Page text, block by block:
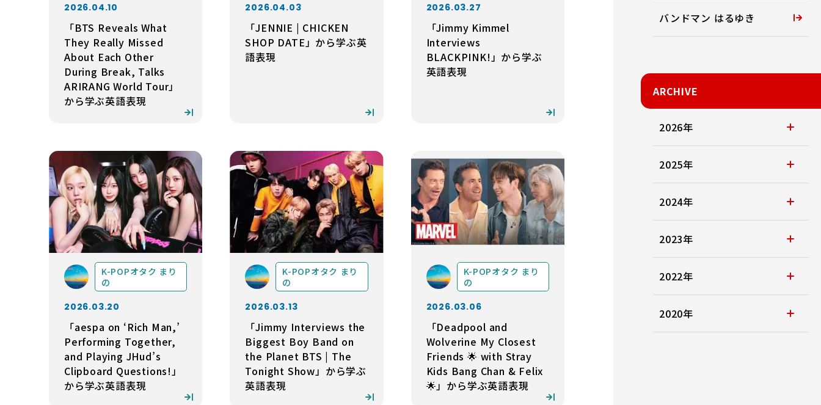
2026.04.10
「BTS Reveals What
They Really Missed
About Each Other
During Break, Talks
ARIRANG World Tour」
から学ぶ英語表現
2026.04.03
「JENNIE | CHICKEN
SHOP DATE」から学ぶ英
語表現
2026.03.27
「Jimmy Kimmel
Interviews
BLACKPINK!」から学ぶ
英語表現
K-POPオタク まり
の
2026.03.20
「aespa on ‘Rich Man,’
Performing Together,
and Playing JHud’s
Clipboard Questions!」
から学ぶ英語表現
K-POPオタク まり
の
2026.03.13
「Jimmy Interviews the
Biggest Boy Band on
the Planet BTS | The
Tonight Show」から学ぶ
英語表現
K-POPオタク まり
の
2026.03.06
「Deadpool and
Wolverine My Closest
Friends 🌟 with Stray
Kids Bang Chan & Felix
🌟」から学ぶ英語表現
バンドマン はるゆき
ARCHIVE
2026年
2025年
2024年
2023年
2022年
2020年